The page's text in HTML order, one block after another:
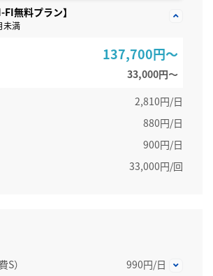
無料プラン】
未満
137,700円～
33,000円〜
2,810円/日
880円/日
900円/日
33,000円/回
S）
990円/日